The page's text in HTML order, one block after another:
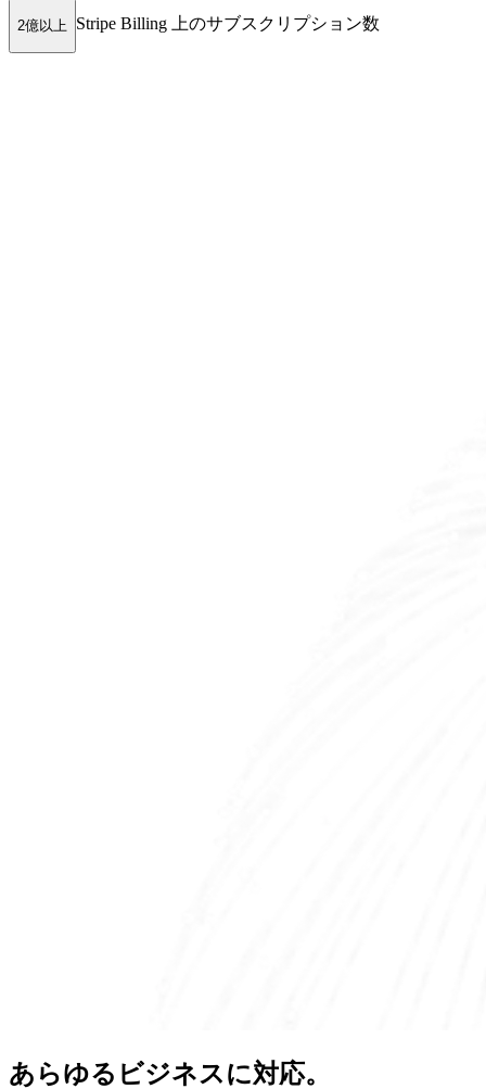
2億以上 Stripe Billing 上のサブスクリプション数
あらゆるビジネスに対応。